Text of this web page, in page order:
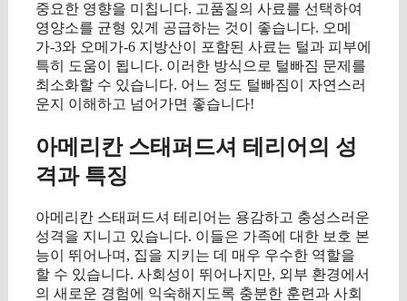
중요한 영향을 미칩니다. 고품질의 사료를 선택하여
영양소를 균형 있게 공급하는 것이 좋습니다. 오메
가-3와 오메가-6 지방산이 포함된 사료는 털과 피부에
특히 도움이 됩니다. 이러한 방식으로 털빠짐 문제를
최소화할 수 있습니다. 어느 정도 털빠짐이 자연스러
운지 이해하고 넘어가면 좋습니다!
아메리칸 스태퍼드셔 테리어의 성
격과 특징
아메리칸 스태퍼드셔 테리어는 용감하고 충성스러운
성격을 지니고 있습니다. 이들은 가족에 대한 보호 본
능이 뛰어나며, 집을 지키는 데 매우 우수한 역할을
할 수 있습니다. 사회성이 뛰어나지만, 외부 환경에서
의 새로운 경험에 익숙해지도록 충분한 훈련과 사회